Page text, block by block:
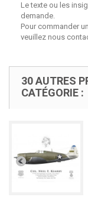
Le texte ou les
demande.
Pour commander
veuillez nous
30 AUTRES
CATÉGORIE :